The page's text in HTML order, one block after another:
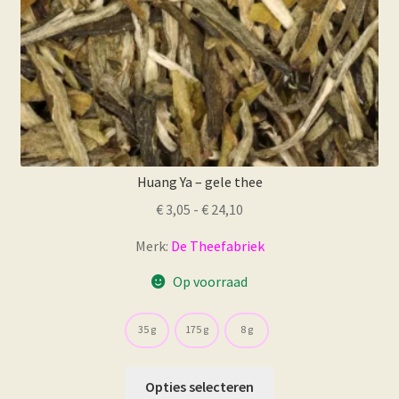
Huang Ya – gele thee
€ 3,05 - € 24,10
tot
€ 24,10
Merk: De Theefabriek
Op voorraad
35 g 175 g 8 g
Opties selecteren